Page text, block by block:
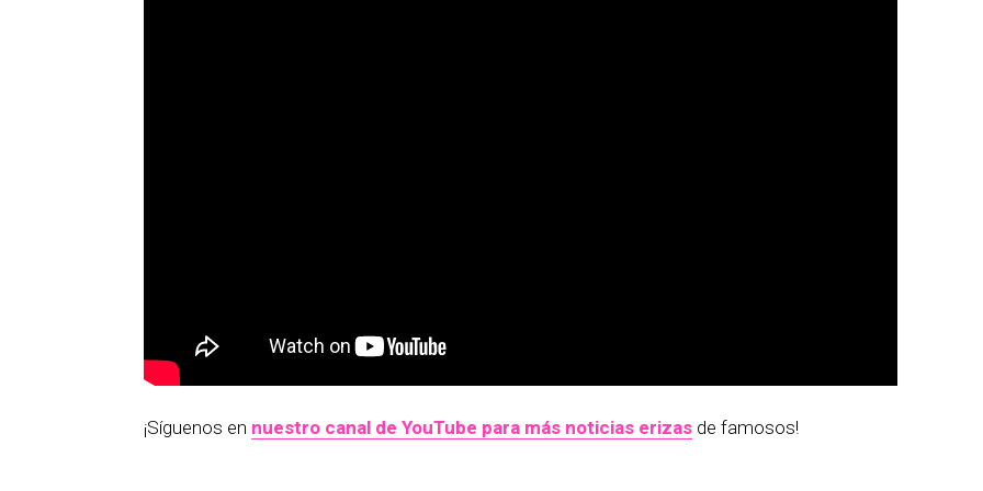
¡Síguenos en nuestro canal de YouTube para más noticias erizas de famosos!